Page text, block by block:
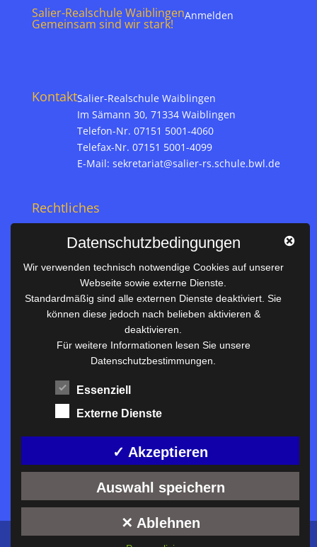
Salier-Realschule Waiblingen
Gemeinsam sind wir stark!
Anmelden
KontaktSalier-Realschule Waiblingen
Im Sämann 30, 71334 Waiblingen
Telefon-Nr. 07151 5001-4060
Telefax-Nr. 07151 5001-4099
E-Mail: sekretariat@salier-rs.schule.bwl.de
Rechtliches
Datenschutz
Nützliches
Vertretungsplan
Unterrichtszeiten
Downloadbereich
Terminkalender
Termine AKTUELL
Konzeption und technische Umsetzung:ckDIALOG©
Datenschutzbedingungen
Wir verwenden technisch notwendige Cookies auf unserer
Webseite sowie externe Dienste.
Standardmäßig sind alle externen Dienste deaktiviert. Sie
können diese jedoch nach belieben aktivieren &
deaktivieren.
Für weitere Informationen lesen Sie unsere
Datenschutzbestimmungen.
Essenziell
Externe Dienste
✓ Akzeptieren
Auswahl speichern
✕ Ablehnen